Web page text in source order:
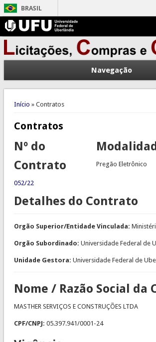
BRASIL
Acesso à
Navegação
Você está aqui
Início » Contratos
Contratos
Nº do
Contrato
052/22
Pregão Eletrônico
Detalhes do Contrato
Orgão Superior/Entidade Vinculada:
Orgão Subordinado: Universidade Federal de
Unidade Gestora: Universidade Federal de
Nome / Razão Social da
MASTHER SERVIÇOS E CONSTRUÇÕES LTDA
CPF/CNPJ: 05.397.941/0001-24